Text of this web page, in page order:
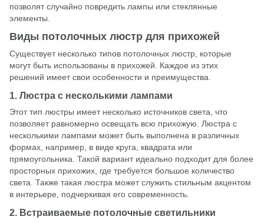
позволят случайно повредить лампы или стеклянные
элементы.
Виды потолочных люстр для прихожей
Существует несколько типов потолочных люстр, которые
могут быть использованы в прихожей. Каждое из этих
решений имеет свои особенности и преимущества.
1. Люстра с несколькими лампами
Этот тип люстры имеет несколько источников света, что
позволяет равномерно освещать всю прихожую. Люстра с
несколькими лампами может быть выполнена в различных
формах, например, в виде круга, квадрата или
прямоугольника. Такой вариант идеально подходит для более
просторных прихожих, где требуется большое количество
света. Также такая люстра может служить стильным акцентом
в интерьере, подчеркивая его современность.
2. Встраиваемые потолочные светильники